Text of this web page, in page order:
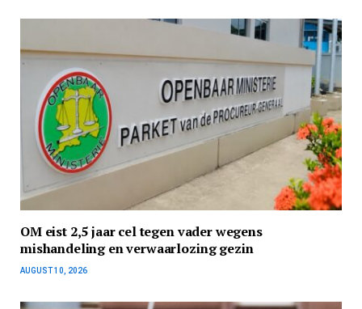
OM eist 2,5 jaar cel tegen vader wegens
mishandeling en verwaarlozing gezin
AUGUST 10, 2026